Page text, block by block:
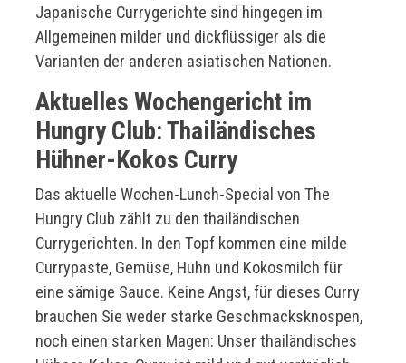
Japanische Currygerichte sind hingegen im
Allgemeinen milder und dickflüssiger als die
Varianten der anderen asiatischen Nationen.
Aktuelles Wochengericht im
Hungry Club: Thailändisches
Hühner-Kokos Curry
Das aktuelle Wochen-Lunch-Special von The
Hungry Club zählt zu den thailändischen
Currygerichten. In den Topf kommen eine milde
Currypaste, Gemüse, Huhn und Kokosmilch für
eine sämige Sauce. Keine Angst, für dieses Curry
brauchen Sie weder starke Geschmacksknospen,
noch einen starken Magen: Unser thailändisches